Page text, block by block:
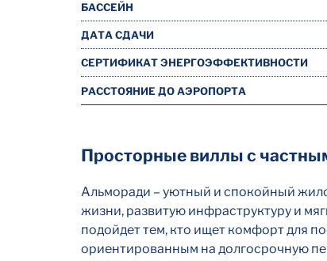
БАССЕЙН
ДАТА СДАЧИ
СЕРТИФИКАТ ЭНЕРГОЭФФЕКТИВНОСТИ
РАССТОЯНИЕ ДО АЭРОПОРТА
Просторные виллы с
Альморади – уютный и спокойный
жизни, развитую инфраструктуру и
подойдет тем, кто ищет комфорт для
ориентированным на долгосрочную